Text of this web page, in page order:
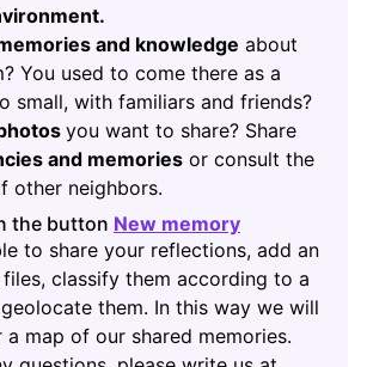
and knowledge about
You used to come there as a
small, with familiars and friends?
you want to share? Share
and memories or consult the
other neighbors.
the button New memory
(Opens in
to share your reflections, add an
classify them according to a
them. In this way we will
map of our shared memories.